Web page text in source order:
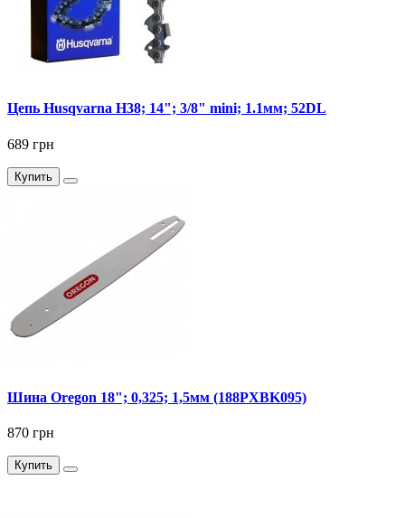
Цепь Husqvarna Н38; 14"; 3/8" mini; 1.1мм; 52DL
689 грн
Купить
Шина Oregon 18"; 0,325; 1,5мм (188PXBK095)
870 грн
Купить